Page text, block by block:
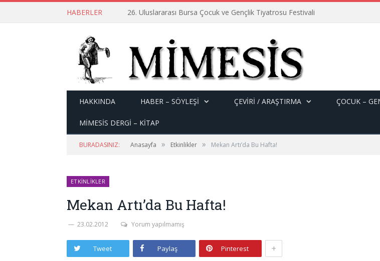
HABERLER 26. Uluslararası Bursa Çocuk ve Gençlik Tiyatrosu Festivali
HAKKINDA HABER – SÖYLEŞI ÇEVİRİ / ARAŞTIRMA ÇOCUK –
MİMESİS DERGİ – KİTAP
BURADASINIZ: Anasayfa » Etkinlikler » Mekan Artı’da Bu Hafta!
ETKINLIKLER
Mekan Artı’da Bu Hafta!
23.02.2012 Yorum yapılmamış
Tweet Paylaş Pinterest +